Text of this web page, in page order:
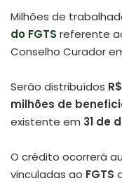
Milhões de
do FGTS referente
Conselho Curador
Serão distribuídos
milhões de
existente em 31 de
O crédito ocorrerá
vinculadas ao FGTS